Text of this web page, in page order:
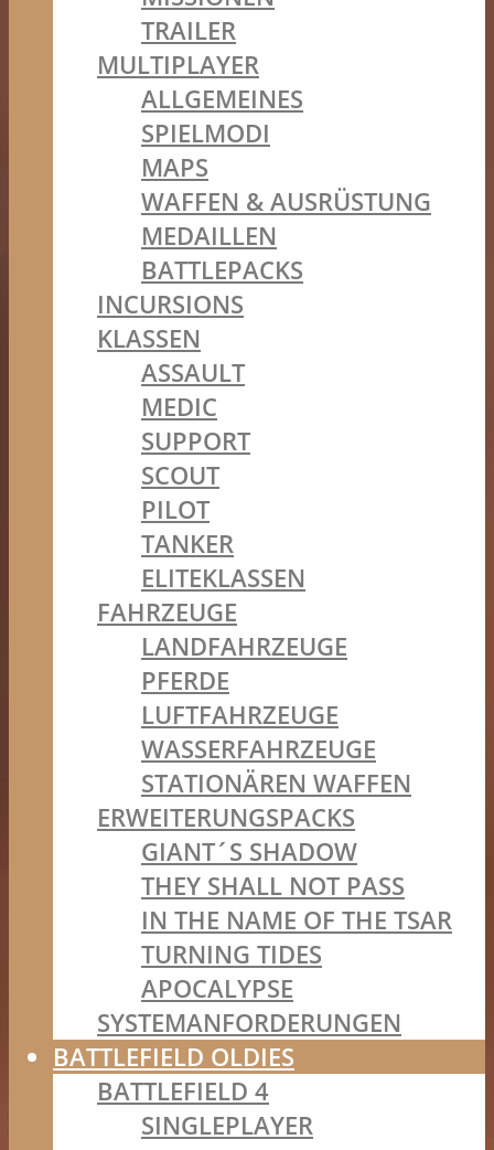
TRAILER
MULTIPLAYER
ALLGEMEINES
SPIELMODI
MAPS
WAFFEN & AUSRÜSTUNG
MEDAILLEN
BATTLEPACKS
INCURSIONS
KLASSEN
ASSAULT
MEDIC
SUPPORT
SCOUT
PILOT
TANKER
ELITEKLASSEN
FAHRZEUGE
LANDFAHRZEUGE
PFERDE
LUFTFAHRZEUGE
WASSERFAHRZEUGE
STATIONÄREN WAFFEN
ERWEITERUNGSPACKS
GIANT´S SHADOW
THEY SHALL NOT PASS
IN THE NAME OF THE TSAR
TURNING TIDES
APOCALYPSE
SYSTEMANFORDERUNGEN
BATTLEFIELD OLDIES
BATTLEFIELD 4
SINGLEPLAYER